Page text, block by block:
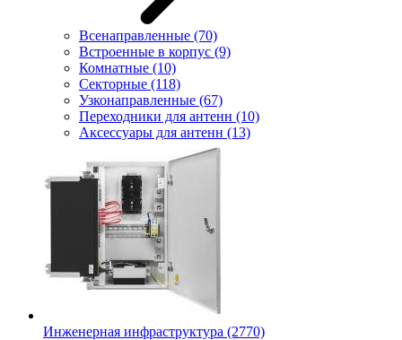
Всенаправленные (70)
Встроенные в корпус (9)
Комнатные (10)
Секторные (118)
Узконаправленные (67)
Переходники для антенн (10)
Аксессуары для антенн (13)
Инженерная инфраструктура (2770)